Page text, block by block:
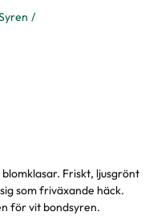
Friskt, ljusgrönt
som friväxande häck.
för vit bondsyren.